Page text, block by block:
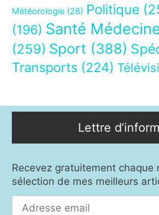
Météorologie (28) Politique
(196) Santé
(259) Sport (388)
Transports (224)
Lettre
Recevez gratuitement chaque
sélection de mes meilleurs